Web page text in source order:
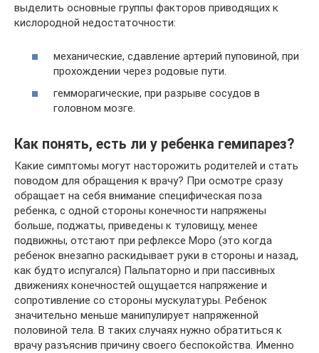
выделить основные группы факторов приводящих к
кислородной недостаточности:
механические, сдавление артерий пуповиной, при
прохождении через родовые пути.
гемморагические, при разрыве сосудов в
головном мозге.
Как понять, есть ли у ребенка гемипарез?
Какие симптомы могут насторожить родителей и стать
поводом для обращения к врачу? При осмотре сразу
обращает на себя внимание специфическая поза
ребенка, с одной стороны конечности напряжены
больше, поджаты, приведены к туловищу, менее
подвижны, отстают при рефлексе Моро (это когда
ребенок внезапно раскидывает руки в стороны и назад,
как будто испугался) Пальпаторно и при пассивных
движениях конечностей ощущается напряжение и
сопротивление со стороны мускулатуры. Ребенок
значительно меньше манипулирует напряженной
половиной тела. В таких случаях нужно обратиться к
врачу разъяснив причину своего беспокойства. Именно